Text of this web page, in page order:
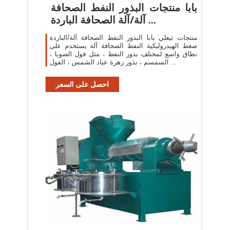
بابا منتجات البذور النفط الصحافة
آلة/آلة الصحافة الباردة ...
منتجات ثيعلي بابا البذور النفط الصحافة آلة/الباردة
ضغط الهيدروليكية النفط الصحافة آلة يستخدم على
نطاق واسع لمختلف بذور النفط ، مثل فول الصويا ،
السمسم ، بذور زهرة عباد الشمس ، الفول ...
احصل على السعر